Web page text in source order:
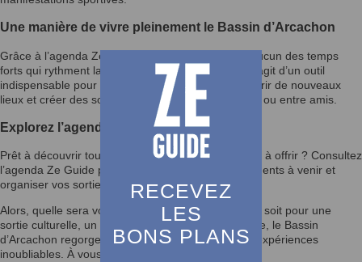
RECEVEZ
LES
BONS PLANS
Une manière de vivre pleinement le Bassin d’Arcachon
Grâce à l’agenda Ze Guide, vous ne manquerez aucun des temps
forts qui rythment la vie du Bassin d’Arcachon. Il s’agit d’un outil
indispensable pour enrichir votre quotidien, découvrir de nouveaux
lieux et créer des souvenirs mémorables en famille ou entre amis.
Explorez l’agenda et laissez-vous inspirer
Prêt à découvrir tout ce que le Bassin d’Arcachon a à offrir ? Consultez
l’agenda Ze Guide pour rester informé des événements à venir et
organiser vos sorties selon vos envies.
Alors, quelle sera votre prochaine activité ? Que ce soit pour une
sortie culturelle, un festival ou un moment en famille, le Bassin
d’Arcachon regorge d’opportunités pour vivre des expériences
inoubliables. À vous de jouer !